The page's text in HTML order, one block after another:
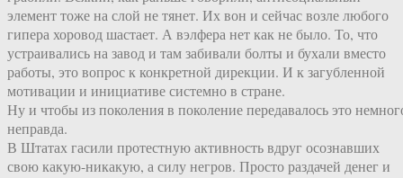
элемент тоже на слой не тянет. Их вон и сейчас возле любого
гипера хоровод шастает. А вэлфера нет как не было. То, что
устраивались на завод и там забивали болты и бухали вместо
работы, это вопрос к конкретной дирекции. И к загубленной
мотивации и инициативе системно в стране.
Ну и чтобы из поколения в поколение передавалось это
неправда.
В Штатах гасили протестную активность вдруг осознавших
свою какую-никакую, а силу негров. Просто раздачей денег и